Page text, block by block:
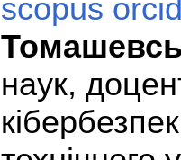
scopus
наук,